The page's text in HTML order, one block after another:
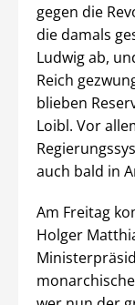
gegen die
die damals
Ludwig ab,
Reich
blieben
Loibl. Vor
auch bald in
Am Freitag
Holger